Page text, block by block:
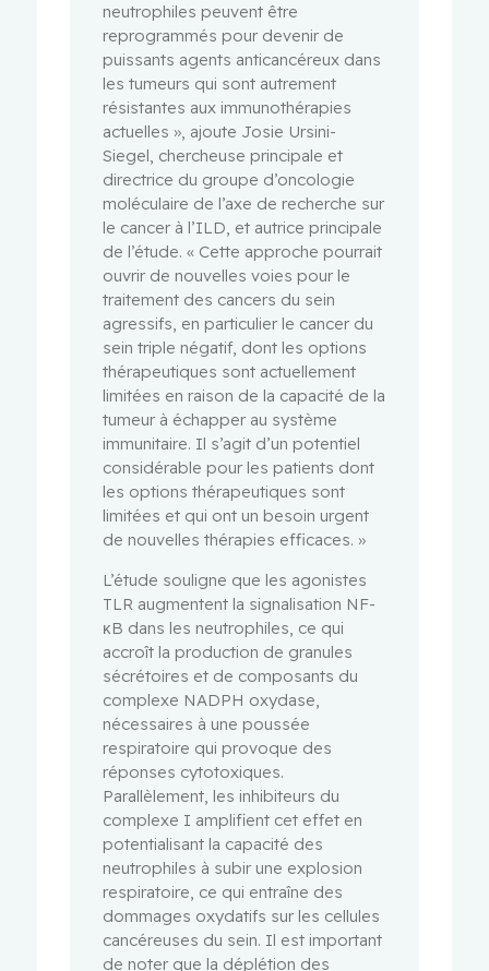
neutrophiles peuvent être
reprogrammés pour devenir de
puissants agents anticancéreux dans
les tumeurs qui sont autrement
résistantes aux immunothérapies
actuelles », ajoute Josie Ursini-
Siegel, chercheuse principale et
directrice du groupe d’oncologie
moléculaire de l’axe de recherche sur
le cancer à l’ILD, et autrice principale
de l’étude. « Cette approche pourrait
ouvrir de nouvelles voies pour le
traitement des cancers du sein
agressifs, en particulier le cancer du
sein triple négatif, dont les options
thérapeutiques sont actuellement
limitées en raison de la capacité de la
tumeur à échapper au système
immunitaire. Il s’agit d’un potentiel
considérable pour les patients dont
les options thérapeutiques sont
limitées et qui ont un besoin urgent
de nouvelles thérapies efficaces. »
L’étude souligne que les agonistes
TLR augmentent la signalisation NF-
κB dans les neutrophiles, ce qui
accroît la production de granules
sécrétoires et de composants du
complexe NADPH oxydase,
nécessaires à une poussée
respiratoire qui provoque des
réponses cytotoxiques.
Parallèlement, les inhibiteurs du
complexe I amplifient cet effet en
potentialisant la capacité des
neutrophiles à subir une explosion
respiratoire, ce qui entraîne des
dommages oxydatifs sur les cellules
cancéreuses du sein. Il est important
de noter que la déplétion des